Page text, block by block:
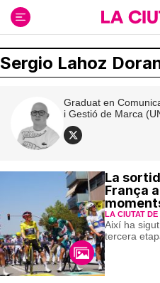
contenido
Sergio Lahoz
Graduat en
i Gestió de Marca
La
França
LA CIUTAT
Així ha
tercera